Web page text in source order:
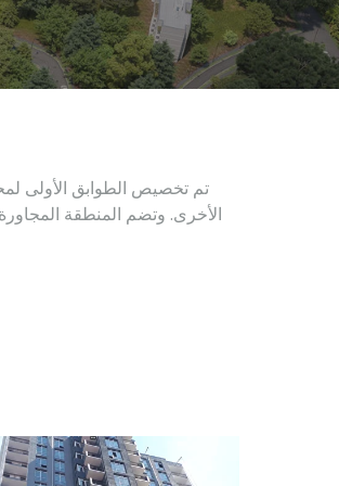
تم تخصيص الطوابق الأولى
الأخرى. وتضم المنطقة